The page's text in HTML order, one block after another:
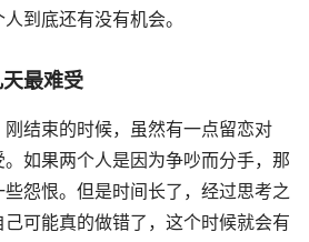
到底还有没有机会。
最难受
结束的时候，虽然有一点留恋对
如果两个人是因为争吵而分手，那
怨恨。但是时间长了，经过思考之
可能真的做错了，这个时候就会有